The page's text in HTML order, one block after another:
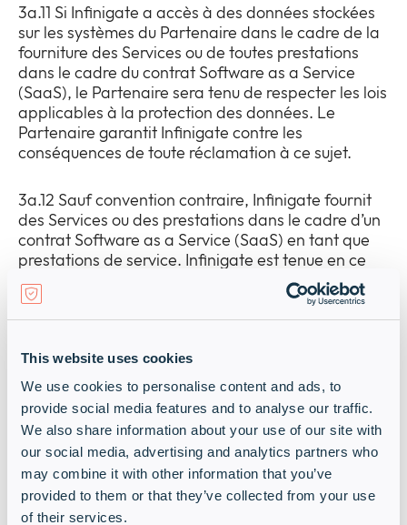
This website uses cookies
We use cookies to personalise content and ads, to
provide social media features and to analyse our traffic.
We also share information about your use of our site with
our social media, advertising and analytics partners who
may combine it with other information that you’ve
provided to them or that they’ve collected from your use
of their services.
3a.11 Si Infinigate a accès à des données stockées
sur les systèmes du Partenaire dans le cadre de la
fourniture des Services ou de toutes prestations
dans le cadre du contrat Software as a Service
(SaaS), le Partenaire sera tenu de respecter les lois
applicables à la protection des données. Le
Partenaire garantit Infinigate contre les
conséquences de toute réclamation à ce sujet.
3a.12 Sauf convention contraire, Infinigate fournit
des Services ou des prestations dans le cadre d’un
contrat Software as a Service (SaaS) en tant que
prestations de service. Infinigate est tenue en ce
sens à une obligation de moyens.
3a.13 Dans l’hypothèse où Infinigate serait tenue de
séparés conclus avec le Partenaire, il appartient
au Partenaire de s’assurer que le tiers se conforme
aux conditions et obligations de collaboration
mentionnées au présent article 3a.
3a.14 Si le Partenaire ne respecte pas les
conditions et obligations de coopération
mentionnées au présent article 3a, Infinigate sera